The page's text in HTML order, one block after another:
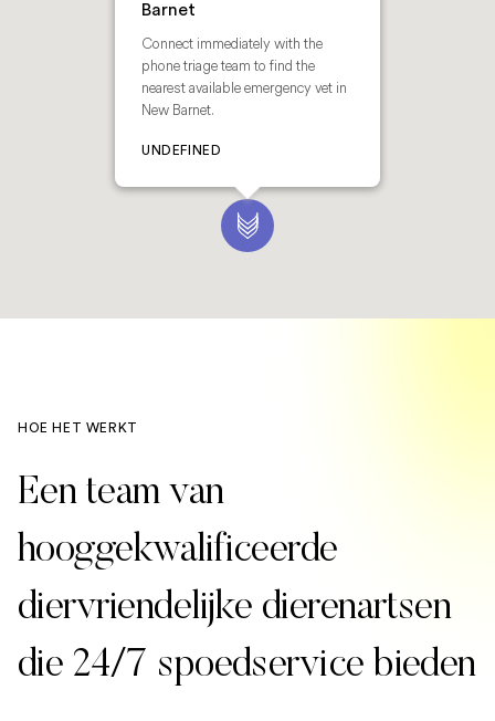
Barnet
Connect immediately with the
phone triage team to find the
nearest available emergency vet in
New Barnet.
UNDEFINED
HOE HET WERKT
Een team van
hooggekwalificeerde
diervriendelijke dierenartsen
die 24/7 spoedservice bieden